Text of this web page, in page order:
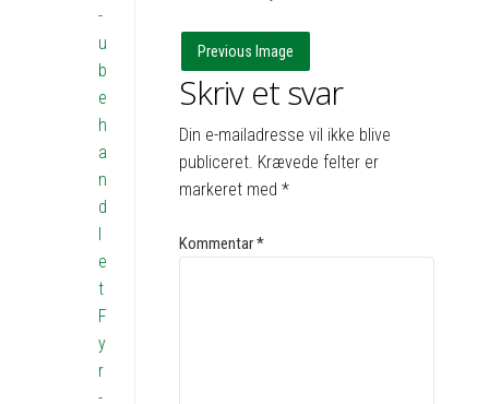
Previous Image
Skriv et svar
Din e-mailadresse vil ikke blive
publiceret. Krævede felter er
markeret med*
Kommentar*
-
u
b
e
h
a
n
d
l
e
t
F
y
r
-